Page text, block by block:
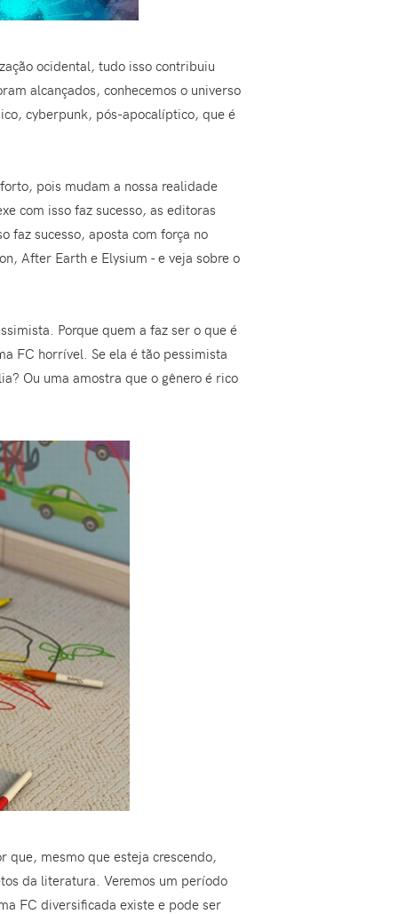
ocidental, tudo isso contribuiu
alcançados, conhecemos o universo
cyberpunk, pós-apocalíptico, que é
pois mudam a nossa realidade
com isso faz sucesso, as editoras
faz sucesso, aposta com força no
After Earth e Elysium - e veja sobre o
Porque quem a faz ser o que é
FC horrível. Se ela é tão pessimista
Ou uma amostra que o gênero é rico
que, mesmo que esteja crescendo,
da literatura. Veremos um período
FC diversificada existe e pode ser